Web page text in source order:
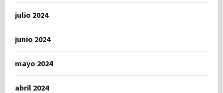
julio 2024
junio 2024
mayo 2024
abril 2024